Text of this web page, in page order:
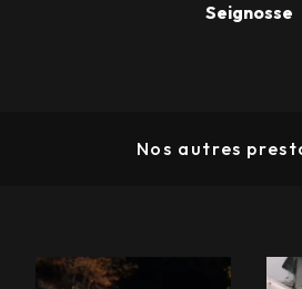
Seignosse
Nos autres